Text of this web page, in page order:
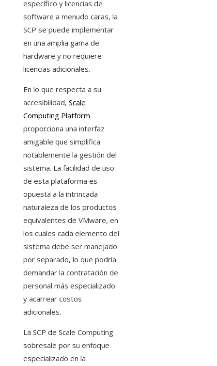
específico y licencias de
software a menudo caras, la
SCP se puede implementar
en una amplia gama de
hardware y no requiere
licencias adicionales.
En lo que respecta a su
accesibilidad, Scale
Computing Platform
proporciona una interfaz
amigable que simplifica
notablemente la gestión del
sistema. La facilidad de uso
de esta plataforma es
opuesta a la intrincada
naturaleza de los productos
equivalentes de VMware, en
los cuales cada elemento del
sistema debe ser manejado
por separado, lo que podría
demandar la contratación de
personal más especializado
y acarrear costos
adicionales.
La SCP de Scale Computing
sobresale por su enfoque
especializado en la